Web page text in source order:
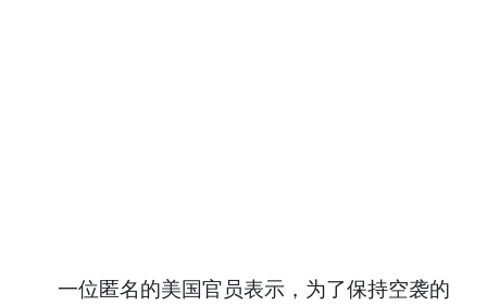
一位匿名的美国官员表示，为了保持空袭的